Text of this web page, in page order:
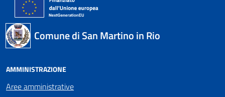
Comune di San Martino in Rio
AMMINISTRAZIONE
Aree amministrative